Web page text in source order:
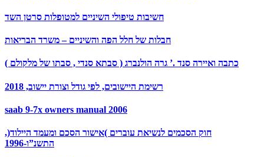
חשיבות טיפולי השיניים למטופלות סרטן השד
חבלות של חלל הפה והשיניים – משרד הבריאות
כתבה ואיירה סנד .’ גרה הולנברג ( סבתא סנדי , סבתו של מלקולם )
רשימת היישובים, לפי גודל וצורת יישוב, 2018
saab 9-7x owners manual 2006
חוק הסכמים לנשיאת עוברים )אישור הסכם ומעמד היילוד(,
התשנ”ו-1996